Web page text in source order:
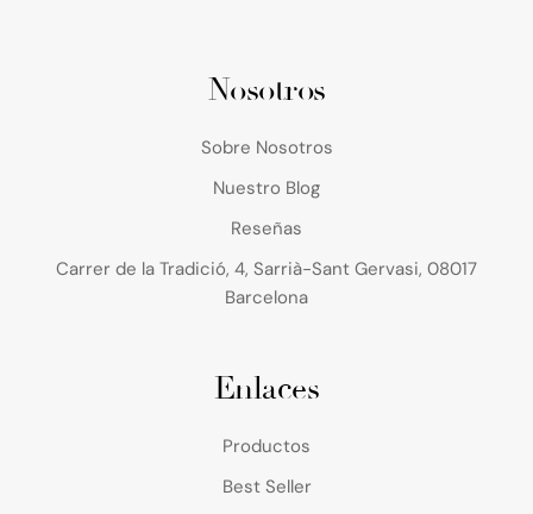
Nosotros
Sobre Nosotros
Nuestro Blog
Reseñas
Carrer de la Tradició, 4, Sarrià-Sant Gervasi, 08017
Barcelona
Enlaces
Productos
Best Seller